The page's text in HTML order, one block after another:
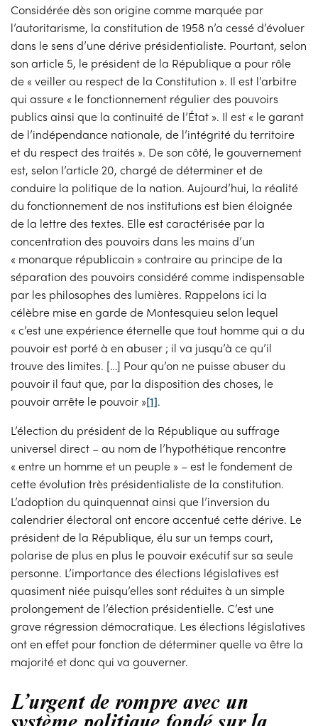
Considérée dès son origine comme marquée par
l’autoritarisme, la constitution de 1958 n’a cessé d’évoluer
dans le sens d’une dérive présidentialiste. Pourtant, selon
son article 5, le président de la République a pour rôle
de « veiller au respect de la Constitution ». Il est l’arbitre
qui assure « le fonctionnement régulier des pouvoirs
publics ainsi que la continuité de l’État ». Il est « le garant
de l’indépendance nationale, de l’intégrité du territoire
et du respect des traités ». De son côté, le gouvernement
est, selon l’article 20, chargé de déterminer et de
conduire la politique de la nation. Aujourd’hui, la réalité
du fonctionnement de nos institutions est bien éloignée
de la lettre des textes. Elle est caractérisée par la
concentration des pouvoirs dans les mains d’un
« monarque républicain » contraire au principe de la
séparation des pouvoirs considéré comme indispensable
par les philosophes des lumières. Rappelons ici la
célèbre mise en garde de Montesquieu selon lequel
« c’est une expérience éternelle que tout homme qui a du
pouvoir est porté à en abuser ; il va jusqu’à ce qu’il
trouve des limites. […] Pour qu’on ne puisse abuser du
pouvoir il faut que, par la disposition des choses, le
pouvoir arrête le pouvoir »[1].
L’élection du président de la République au suffrage
universel direct – au nom de l’hypothétique rencontre
« entre un homme et un peuple » – est le fondement de
cette évolution très présidentialiste de la constitution.
L’adoption du quinquennat ainsi que l’inversion du
calendrier électoral ont encore accentué cette dérive. Le
président de la République, élu sur un temps court,
polarise de plus en plus le pouvoir exécutif sur sa seule
personne. L’importance des élections législatives est
quasiment niée puisqu’elles sont réduites à un simple
prolongement de l’élection présidentielle. C’est une
grave régression démocratique. Les élections législatives
ont en effet pour fonction de déterminer quelle va être la
majorité et donc qui va gouverner.
L’urgent de rompre avec un